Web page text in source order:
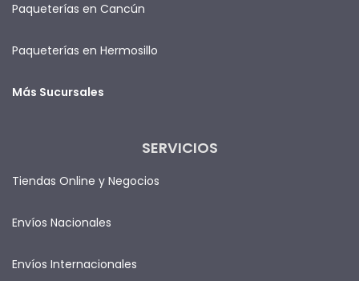
Paqueterías en Cancún
Paqueterías en Hermosillo
Más Sucursales
SERVICIOS
Tiendas Online y Negocios
Envíos Nacionales
Envíos Internacionales